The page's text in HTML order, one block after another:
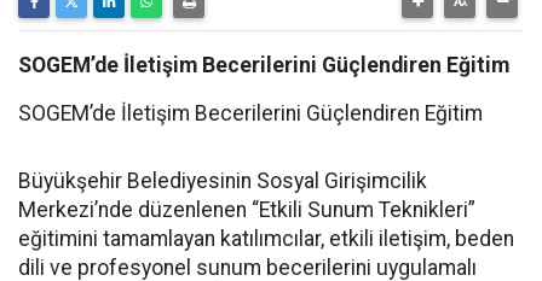
SOGEM’de İletişim Becerilerini Güçlendiren Eğitim
SOGEM’de İletişim Becerilerini Güçlendiren Eğitim
Büyükşehir Belediyesinin Sosyal Girişimcilik
Merkezi’nde düzenlenen “Etkili Sunum Teknikleri”
eğitimini tamamlayan katılımcılar, etkili iletişim, beden
dili ve profesyonel sunum becerilerini uygulamalı